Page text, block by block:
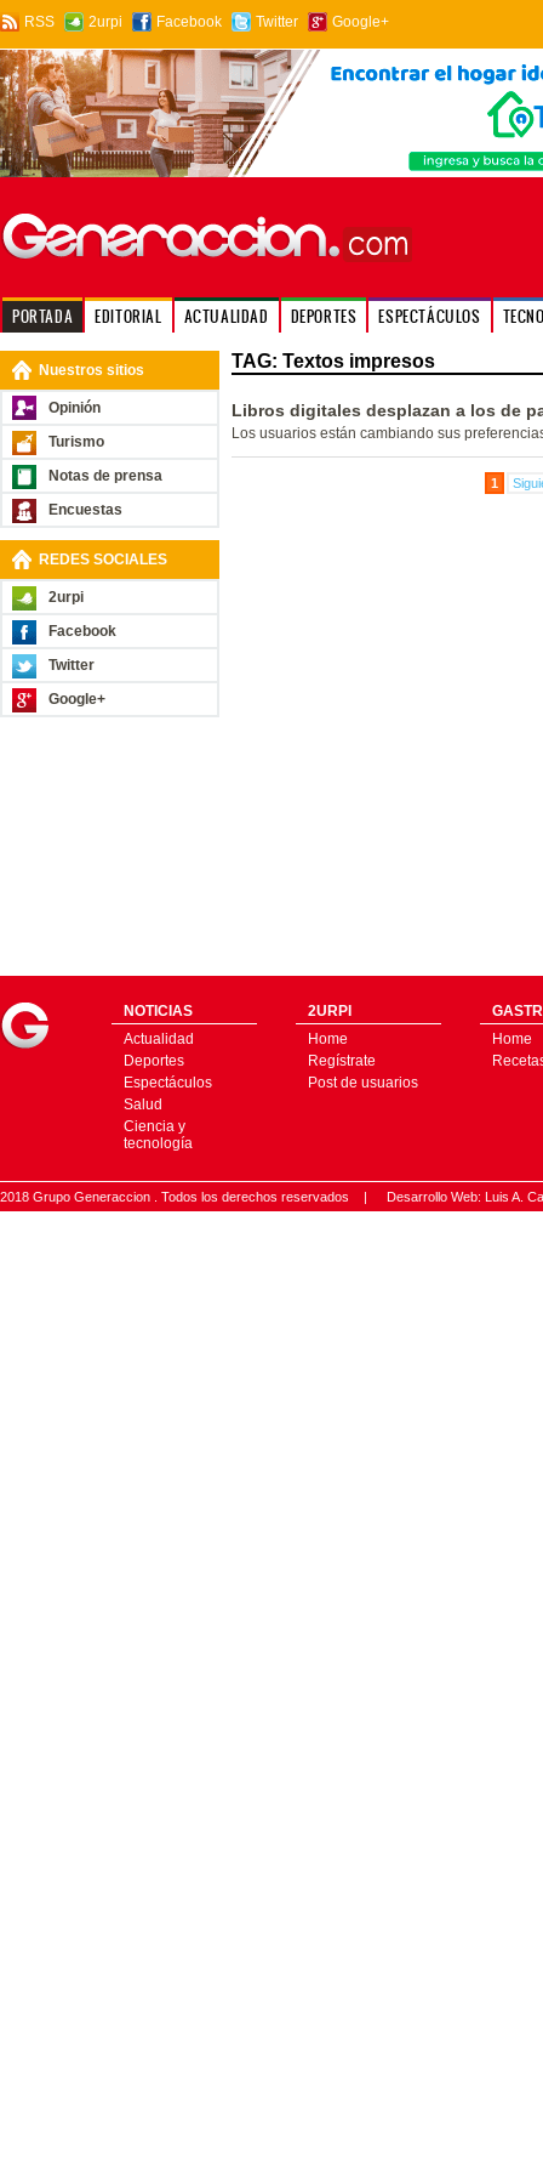
RSS 2urpi Facebook Twitter Google+
PORTADA EDITORIAL ACTUALIDAD DEPORTES ESPECTÁCULOS
Nuestros sitios
Opinión
Turismo
Notas de prensa
Encuestas
REDES SOCIALES
2urpi
Facebook
Twitter
Google+
TAG: Textos impresos
Libros digitales desplazan a los de
Los usuarios están cambiando sus
1
NOTICIAS
Actualidad
Deportes
Espectáculos
Salud
Ciencia y
tecnología
2URPI
Home
Regístrate
Post de usuarios
Home
2018 Grupo Generaccion . Todos los derechos reservados | Desarrollo Web: Luis